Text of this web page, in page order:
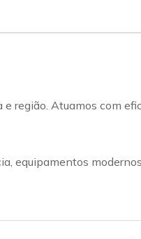
região. Atuamos com
equipamentos